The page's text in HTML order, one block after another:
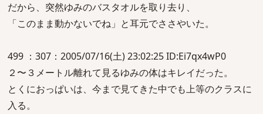
だから、突然ゆみのバスタオルを取り去り、
「このまま動かないでね」と耳元でささやいた。
499 ：307：2005/07/16(土) 23:02:25 ID:Ei7qx4wP0
２〜３メートル離れて見るゆみの体はキレイだった。
とくにおっぱいは、今まで見てきた中でも上等のクラスに
入る。